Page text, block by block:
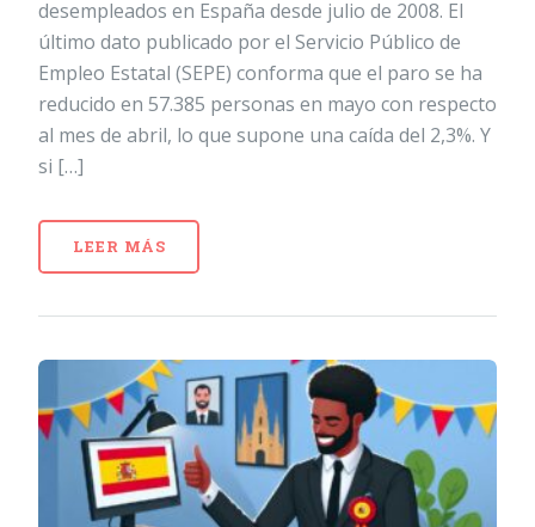
desempleados en España desde julio de 2008. El
último dato publicado por el Servicio Público de
Empleo Estatal (SEPE) conforma que el paro se ha
reducido en 57.385 personas en mayo con respecto
al mes de abril, lo que supone una caída del 2,3%. Y
si […]
LEER MÁS